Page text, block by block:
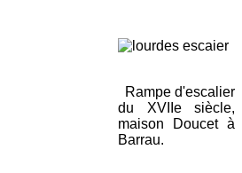
Rampe d'escalier
du XVIIe siècle,
maison Doucet à
Barrau.